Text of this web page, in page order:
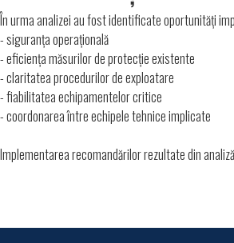
În urma analizei au fost identificate oportunități
- siguranța operațională
- eficiența măsurilor de protecție existente
- claritatea procedurilor de exploatare
- fiabilitatea echipamentelor critice
- coordonarea între echipele tehnice implicate
Implementarea recomandărilor rezultate din